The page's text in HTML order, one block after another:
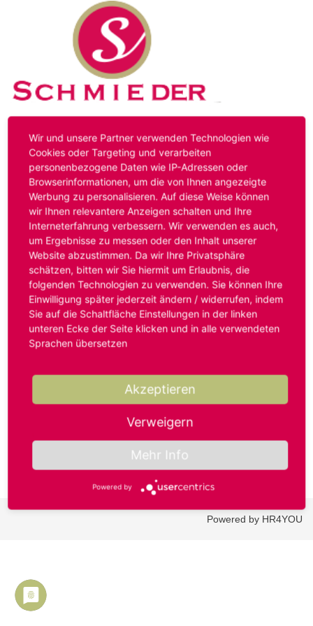
Kontakt Impressum Datenschutz
Hinweis:Das von ihnen aufgerufene Stellenangebot ist
bereits ausgelaufen. Alternative Stellenanzeigen finden
Sie unter:
www.schmieder-personal.de/stellenangebote
Oder Sie bewerben sich
initiativund wir suchen für Sie
passende Stellenangebote.
Anmelden
Benutzername oder E-Mail-Adresse*
Passwort*
Powered by HR4YOU
Wir und unsere Partner verwenden Technologien wie
Cookies oder Targeting und verarbeiten
personenbezogene Daten wie IP-Adressen oder
Browserinformationen, um die von Ihnen angezeigte
Werbung zu personalisieren. Auf diese Weise können
wir Ihnen relevantere Anzeigen schalten und Ihre
Interneterfahrung verbessern. Wir verwenden es auch,
um Ergebnisse zu messen oder den Inhalt unserer
Website abzustimmen. Da wir Ihre Privatsphäre
schätzen, bitten wir Sie hiermit um Erlaubnis, die
folgenden Technologien zu verwenden. Sie können Ihre
Einwilligung später jederzeit ändern / widerrufen, indem
Sie auf die Schaltfläche Einstellungen in der linken
unteren Ecke der Seite klicken und in alle verwendeten
Sprachen übersetzen
Akzeptieren
Verweigern
Mehr Info
Powered by